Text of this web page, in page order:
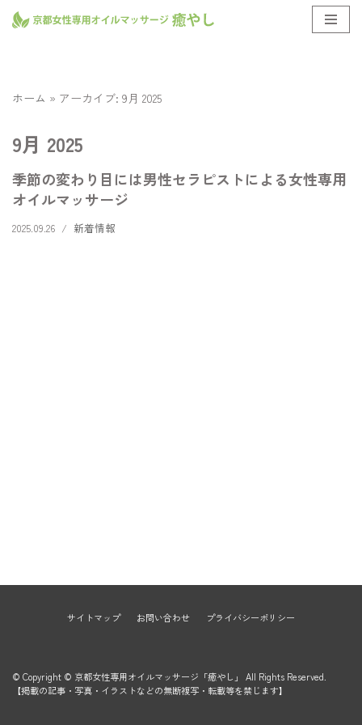
ン
へ
キ
ッ
プ
ホーム » アーカイブ: 9月 2025
9月 2025
季節の変わり目には男性セラピストによる女性専用
オイルマッサージ
2025.09.26 新着情報
サイトマップ お問い合わせ プライバシーポリシー
© Copyright © 京都女性専用オイルマッサージ「癒やし」 All Rights Reserved.
【掲載の記事・写真・イラストなどの無断複写・転載等を禁じます】